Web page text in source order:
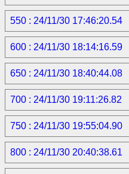
550 : 24/11/30 17:46:20.54
600 : 24/11/30 18:14:16.59
650 : 24/11/30 18:40:44.08
700 : 24/11/30 19:11:26.82
750 : 24/11/30 19:55:04.90
800 : 24/11/30 20:40:38.61